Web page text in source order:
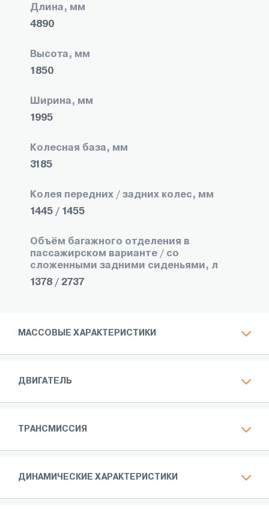
Длина, мм
4890
Высота, мм
1850
Ширина, мм
1995
Колесная база, мм
3185
Колея передних / задних колес, мм
1445 / 1455
Объём багажного отделения в
пассажирском варианте / со
сложенными задними сиденьями, л
1378 / 2737
МАССОВЫЕ ХАРАКТЕРИСТИКИ
ДВИГАТЕЛЬ
ТРАНСМИССИЯ
ДИНАМИЧЕСКИЕ ХАРАКТЕРИСТИКИ